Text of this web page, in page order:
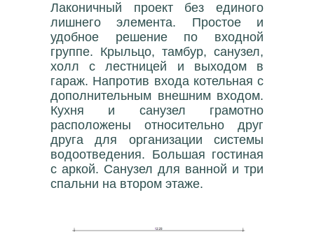
Лаконичный проект без единого
лишнего элемента. Простое и
удобное решение по входной
группе. Крыльцо, тамбур, санузел,
холл с лестницей и выходом в
гараж. Напротив входа котельная с
дополнительным внешним входом.
Кухня и санузел грамотно
расположены относительно друг
друга для организации системы
водоотведения. Большая гостиная
с аркой. Санузел для ванной и три
спальни на втором этаже.